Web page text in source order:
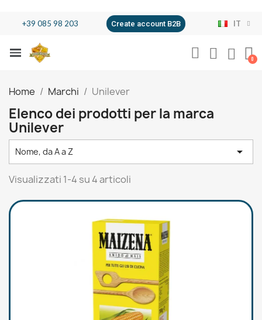
+39 085 98 203 Create account B2B IT
Home Marchi Unilever
Elenco dei prodotti per la marca
Unilever
Nome, da A a Z 
Visualizzati 1-4 su 4 articoli